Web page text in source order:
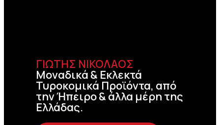
ΓΙΩΤΗΣ ΝΙΚΟΛΑΟΣ
Μοναδικά & Εκλεκτά
Τυροκομικά Προϊόντα, από
την Ήπειρο & άλλα μέρη της
Ελλάδας.